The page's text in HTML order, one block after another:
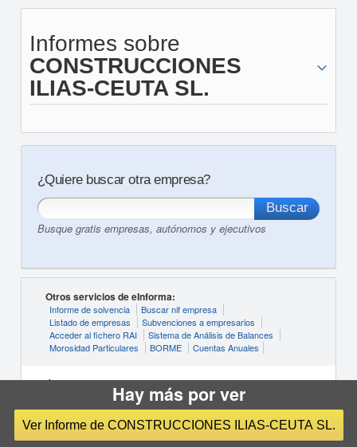
Informes sobre
CONSTRUCCIONES
ILIAS-CEUTA SL.
¿Quiere buscar otra empresa?
Busque gratis empresas, autónomos y ejecutivos
Otros servicios de eInforma:
Informe de solvencia
Buscar nif empresa
Listado de empresas
Subvenciones a empresarios
Acceder al fichero RAI
Sistema de Análisis de Balances
Morosidad Particulares
BORME Cuentas Anuales
Últimas actividades buscadas:
CNAE Actividades Profesionales, Científicas Y Técnicas
CNAE Transporte Y Almacenamiento
CNAE Otros Servicios
CNAE Actividades Administrativas Y Servicios Auxliares
Hay más por ver
Ver Informe de CONSTRUCCIONES ILIAS-CEUTA SL.